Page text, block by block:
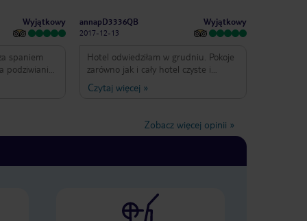
Wyjątkowy
spaniem
podziwianiu
się zbyt
annapD3336QB
2017-12-13
Wyjątkowy
Hotel odwiedziłam w grudniu. Pokoje
zarówno jak i cały hotel czyste i
zadbane. Bardzo smaczne posiłki,
szczególnie polecam ryby oraz owoce
oraz centrum miasta. Bardzo miła i
pomocna obsługa. Polecam wykupić
wszystkie alkohole, w przypadku karty
Polecam wszystkim Hotel RH Princesa
Czytaj więcej »
Zobacz więcej opinii »